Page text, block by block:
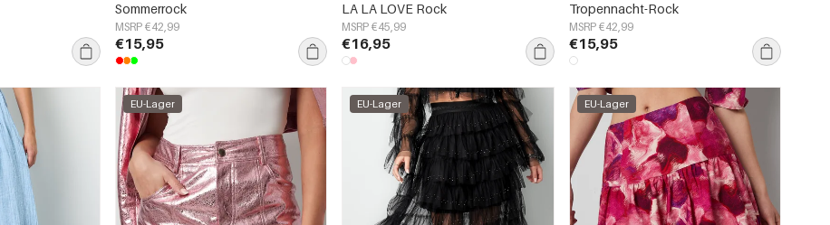
Sommerrock
MSRP €42,99
€15,95
LA LA LOVE Rock
MSRP €45,99
€16,95
Tropennacht-Rock
MSRP €42,99
€15,95
EU-Lager EU-Lager EU-Lager